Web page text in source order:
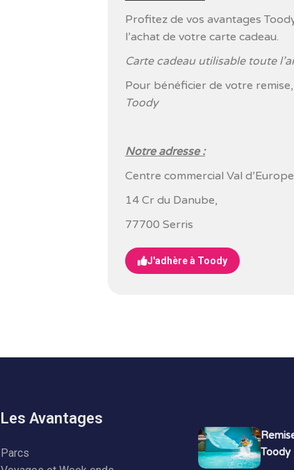
Profitez de vos avantages
l’achat de votre carte cadeau.
Carte cadeau utilisable toute
Pour bénéficier de votre
Toody
Notre adresse :
Centre commercial Val d’Europe
14 Cr du Danube,
77700 Serris
J'adhère à Toody
Les Avantages
Parcs
Toody